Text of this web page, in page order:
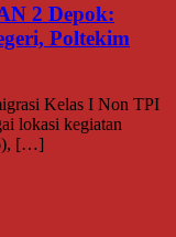
2 Depok:
Poltekim
Kelas I Non TPI
lokasi kegiatan
[…]